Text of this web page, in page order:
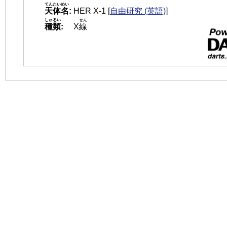
天体名
てんたいめい
: HER X-1 [自由研究 (英語)]
種類
しゅるい
: X線
せん